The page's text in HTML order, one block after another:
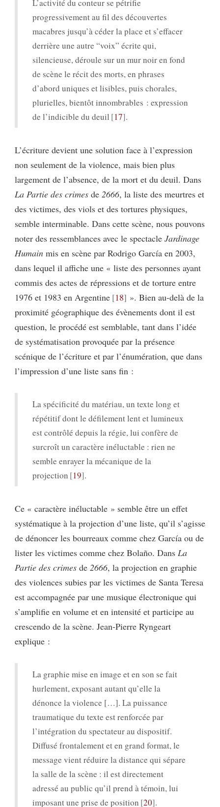
L’activité du conteur se pétrifie
progressivement au fil des découvertes
macabres jusqu’à céder la place et s’effacer
derrière une autre “voix” écrite qui,
silencieuse, déroule sur un mur noir en fond
de scène le récit des morts, en phrases
d’abord uniques et lisibles, puis chorales,
plurielles, bientôt innombrables : expression
de l’indicible du deuil 17 .
L’écriture devient une solution face à l’expression
non seulement de la violence, mais bien plus
largement de l’absence, de la mort et du deuil. Dans
La Partie des crimes de 2666, la liste des meurtres et
des victimes, des viols et des tortures physiques,
semble interminable. Dans cette scène, nous pouvons
noter des ressemblances avec le spectacle Jardinage
Humain mis en scène par Rodrigo García en 2003,
dans lequel il affiche une « liste des personnes ayant
commis des actes de répressions et de torture entre
1976 et 1983 en Argentine 18 ». Bien au-delà de la
proximité géographique des évènements dont il est
question, le procédé est semblable, tant dans l’idée
de systématisation provoquée par la présence
scénique de l’écriture et par l’énumération, que dans
l’impression d’une liste sans fin :
La spécificité du matériau, un texte long et
répétitif dont le défilement lent et lumineux
est contrôlé depuis la régie, lui confère de
surcroît un caractère inéluctable : rien ne
semble enrayer la mécanique de la
projection 19 .
Ce « caractère inéluctable » semble être un effet
systématique à la projection d’une liste, qu’il s’agisse
de dénoncer les bourreaux comme chez García ou de
lister les victimes comme chez Bolaño. Dans La
Partie des crimes de 2666, la projection en graphie
des violences subies par les victimes de Santa Teresa
est accompagnée par une musique électronique qui
s’amplifie en volume et en intensité et participe au
crescendo de la scène. Jean-Pierre Ryngeart
explique :
La graphie mise en image et en son se fait
hurlement, exposant autant qu’elle la
dénonce la violence […]. La puissance
traumatique du texte est renforcée par
l’intégration du spectateur au dispositif.
Diffusé frontalement et en grand format, le
message vient réduire la distance qui sépare
la salle de la scène : il est directement
adressé au public qu’il prend à témoin, lui
imposant une prise de position 20 .